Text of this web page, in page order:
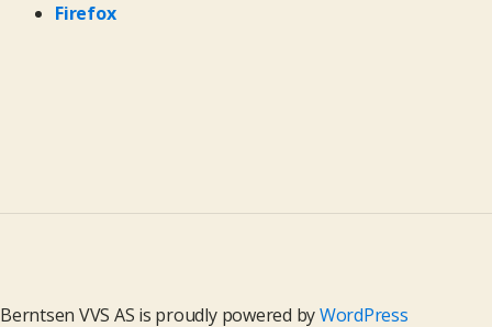
Firefox
Berntsen VVS AS is proudly powered byWordPress